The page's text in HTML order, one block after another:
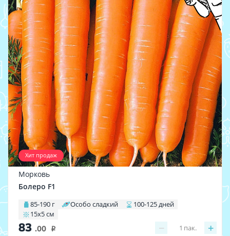
Хит продаж
Морковь
Болеро F1
85-190 г Особо сладкий
100-125 дней
15х5 см
83 .00 i − +
1 пак.